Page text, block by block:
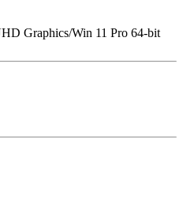
Graphics/Win 11 Pro 64-bit